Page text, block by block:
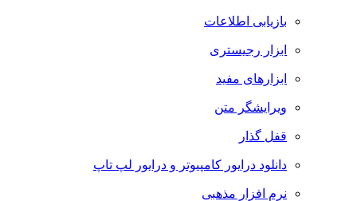
بازیابی اطلاعات
ابزار رجیستری
ابزارهای مفید
ویرایشگر متن
قفل گذار
دانلود درایور کامپیوتر و درایور لپ تاپ
نرم افزار مذهبی